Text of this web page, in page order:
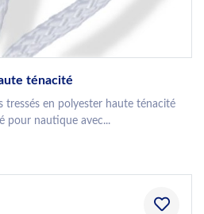
ténacité
tressés en polyester haute ténacité
pour nautique avec...